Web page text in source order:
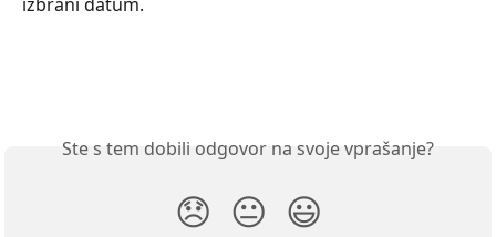
Ste s tem dobili odgovor na svoje vprašanje?
😞 😐 😃